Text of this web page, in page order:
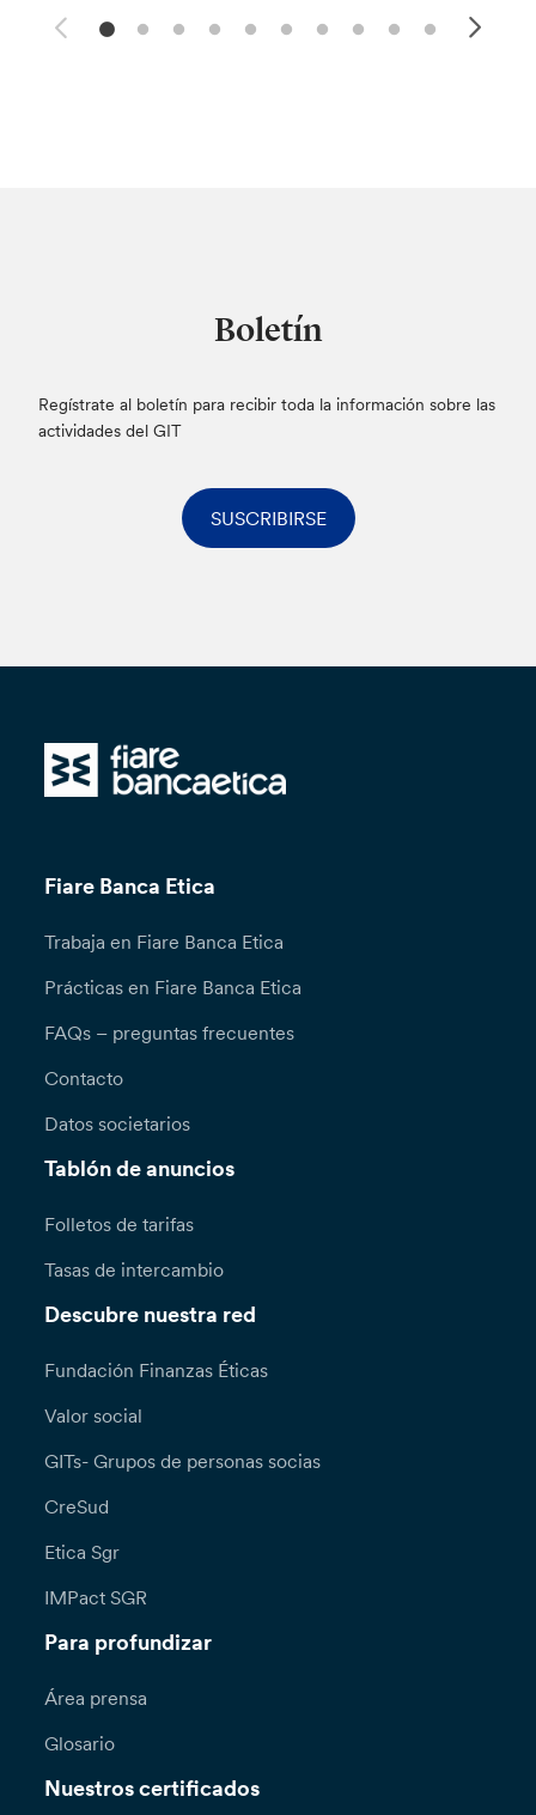
Boletín
Regístrate al boletín para recibir toda la información sobre las
actividades del GIT
SUSCRIBIRSE
Fiare Banca Etica
Trabaja en Fiare Banca Etica
Prácticas en Fiare Banca Etica
FAQs – preguntas frecuentes
Contacto
Datos societarios
Tablón de anuncios
Folletos de tarifas
Tasas de intercambio
Descubre nuestra red
Fundación Finanzas Éticas
Valor social
GITs- Grupos de personas socias
CreSud
Etica Sgr
IMPact SGR
Para profundizar
Área prensa
Glosario
Nuestros certificados